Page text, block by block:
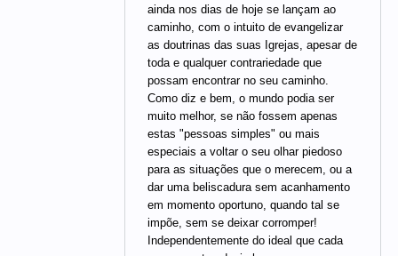
ainda nos dias de hoje se lançam ao
caminho, com o intuito de evangelizar
as doutrinas das suas Igrejas, apesar de
toda e qualquer contrariedade que
possam encontrar no seu caminho.
Como diz e bem, o mundo podia ser
muito melhor, se não fossem apenas
estas "pessoas simples" ou mais
especiais a voltar o seu olhar piedoso
para as situações que o merecem, ou a
dar uma beliscadura sem acanhamento
em momento oportuno, quando tal se
impõe, sem se deixar corromper!
Independentemente do ideal que cada